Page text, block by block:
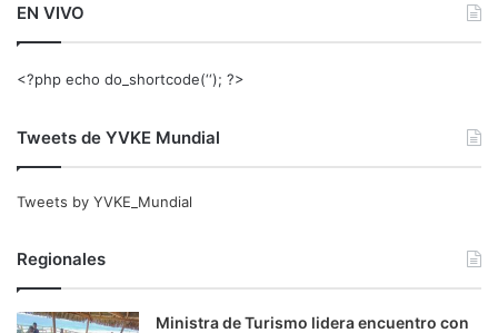
EN VIVO
<?php echo do_shortcode(‘‘); ?>
Tweets de YVKE Mundial
Tweets by YVKE_Mundial
Regionales
Ministra de Turismo lidera encuentro con